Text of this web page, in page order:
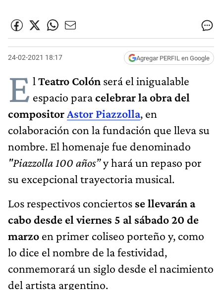
24-02-2021 18:17 Agregar PERFIL en Google
E l Teatro Colón será el inigualable
espacio paracelebrar la obra del
compositorAstor Piazzolla, en
colaboración con la fundación que lleva su
nombre. El homenaje fue denominado
"Piazzolla 100 años”y hará un repaso por
su excepcional trayectoria musical.
Los respectivos conciertos se llevarán a
cabo desde el viernes 5 al sábado 20 de
marzo en primer coliseo porteño y, como
lo dice el nombre de la festividad,
conmemorará un siglo desde el nacimiento
del artista argentino.